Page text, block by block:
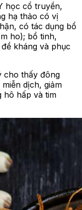
học cổ truyền,
hạ thảo có vị
có tác dụng bổ
ho); bổ tinh,
kháng và phục
cho thấy đông
dịch, giảm
hô hấp và tim